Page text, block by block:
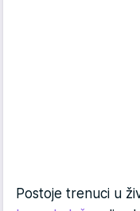
Postoje trenuci u